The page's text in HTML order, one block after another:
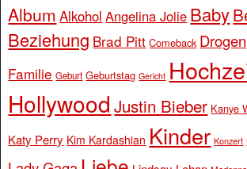
Album Alkohol Angelina Jolie Baby
Beziehung Brad Pitt Comeback Drogen
Familie Geburt Geburtstag Gericht
Hollywood Justin Bieber Kanye
Katy Perry Kim Kardashian Kinder Konzert